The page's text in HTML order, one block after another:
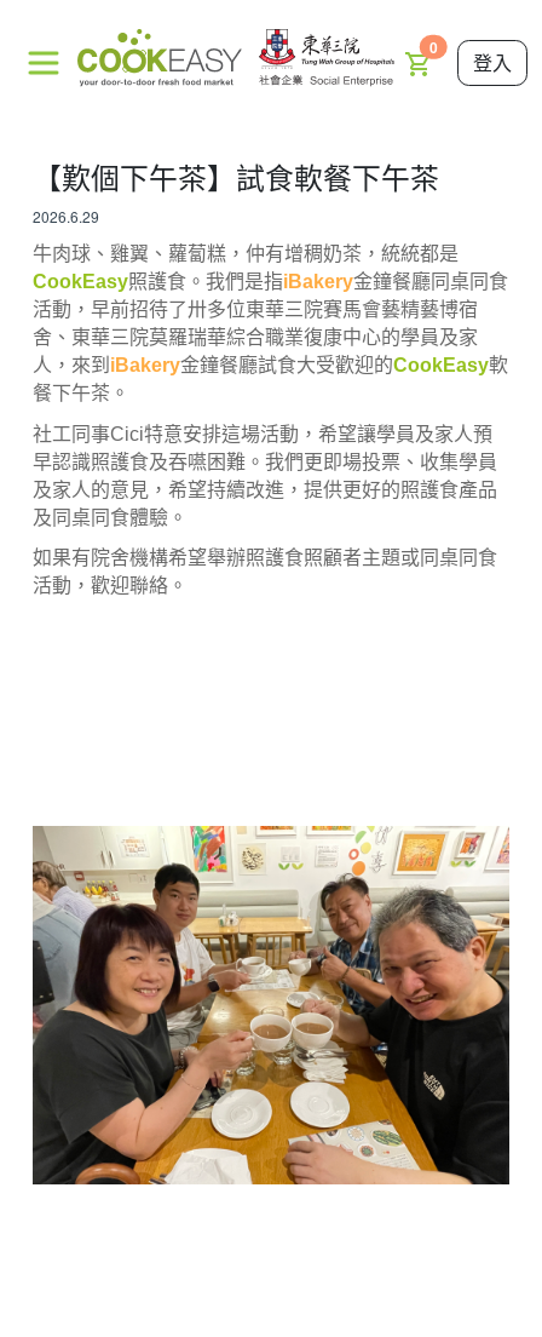
0
登入
【歎個下午茶】試食軟餐下午茶
2026.6.29
牛肉球、雞翼、蘿蔔糕，仲有增稠奶茶，統統都是
CookEasy照護食。我們是指iBakery金鐘餐廳同桌同食
活動，早前招待了卅多位東華三院賽馬會藝精藝博宿
舍、東華三院莫羅瑞華綜合職業復康中心的學員及家
人，來到 iBakery金鐘餐廳試食大受歡迎的CookEasy軟
餐下午茶。
社工同事Cici特意安排這場活動，希望讓學員及家人預
早認識照護食及吞嚥困難。我們更即場投票、收集學員
及家人的意見，希望持續改進，提供更好的照護食產品
及同桌同食體驗。
如果有院舍機構希望舉辦照護食照顧者主題或同桌同食
活動，歡迎聯絡。